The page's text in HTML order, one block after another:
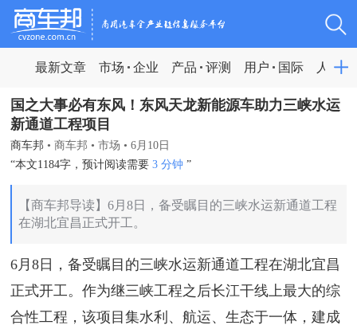
最新文章 市场 企业 产品 评测 用户 国际 人物
国之大事必有东风！东风天龙新能源车助力三峡水运
新通道工程项目
商车邦 • 商车邦 • 市场 • 6月10日
“本文1184字，预计阅读需要3 分钟”
【商车邦导读】6月8日，备受瞩目的三峡水运新通道工程
在湖北宜昌正式开工。
6月8日，备受瞩目的三峡水运新通道工程在湖北宜昌
正式开工。作为继三峡工程之后长江干线上最大的综
合性工程，该项目集水利、航运、生态于一体，建成